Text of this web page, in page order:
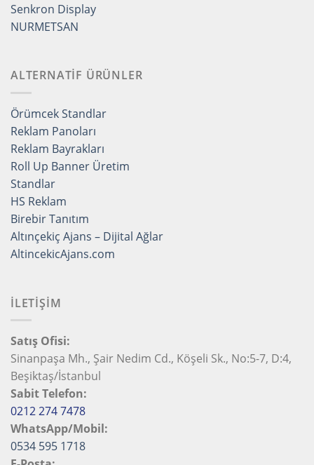
Senkron Display
NURMETSAN
ALTERNATİF ÜRÜNLER
Örümcek Standlar
Reklam Panoları
Reklam Bayrakları
Roll Up Banner Üretim
Standlar
HS Reklam
Birebir Tanıtım
Altınçekiç Ajans – Dijital Ağlar
AltincekicAjans.com
İLETİŞİM
Satış Ofisi:
Sinanpaşa Mh., Şair Nedim Cd., Köşeli Sk., No:5-7, D:4,
Beşiktaş/İstanbul
Sabit Telefon:
0212 274 7478
WhatsApp/Mobil:
0534 595 1718